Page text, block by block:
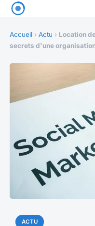
Accueil › Actu › Location
secrets d'une
ACTU